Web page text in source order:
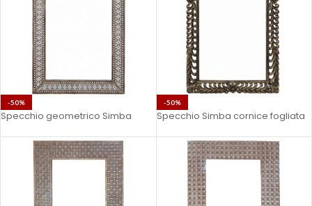
-50%
Specchio geometrico Simba
-50%
Specchio Simba cornice fogliata